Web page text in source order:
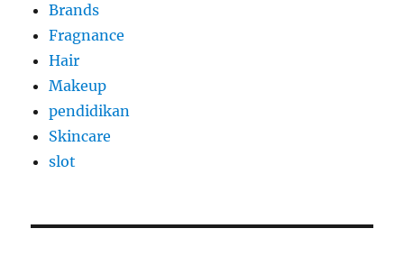
Brands
Fragnance
Hair
Makeup
pendidikan
Skincare
slot